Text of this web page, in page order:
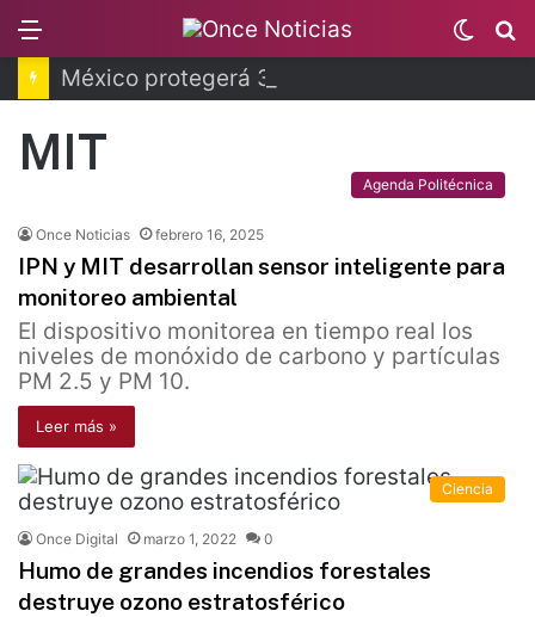
Switch
skin
MIT
Agenda Politécnica
Once Noticias febrero 16, 2025
IPN y MIT desarrollan sensor inteligente para
monitoreo ambiental
El dispositivo monitorea en tiempo real los
niveles de monóxido de carbono y partículas
PM 2.5 y PM 10.
Leer más »
Ciencia
Once Digital marzo 1, 2022 0
Humo de grandes incendios forestales
destruye ozono estratosférico